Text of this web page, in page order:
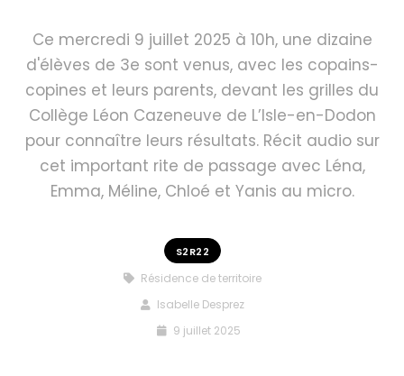
Ce mercredi 9 juillet 2025 à 10h, une dizaine
d'élèves de 3e sont venus, avec les copains-
copines et leurs parents, devant les grilles du
Collège Léon Cazeneuve de L’Isle-en-Dodon
pour connaître leurs résultats. Récit audio sur
cet important rite de passage avec Léna,
Emma, Méline, Chloé et Yanis au micro.
S2R22
Résidence de territoire
Isabelle Desprez
9 juillet 2025